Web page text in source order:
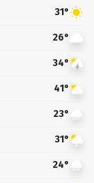
31°
26°
34°
41°
23°
31°
24°